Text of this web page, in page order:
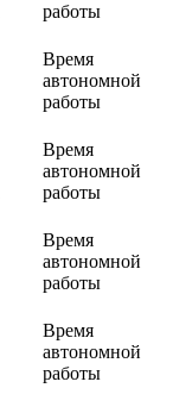
работы
Время
автономной
работы
Время
автономной
работы
Время
автономной
работы
Время
автономной
работы